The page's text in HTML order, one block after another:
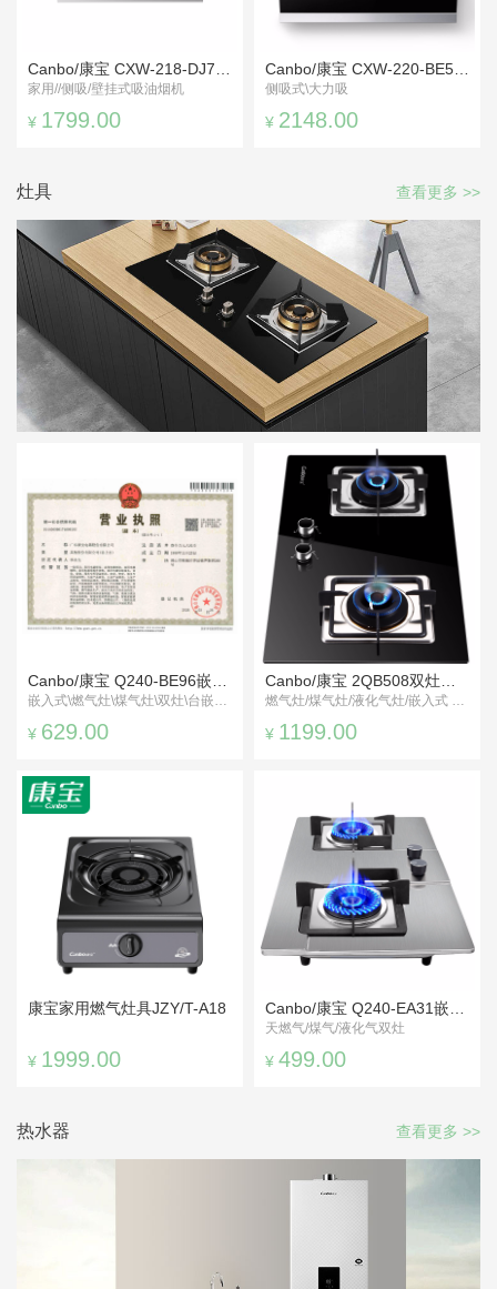
家用//侧吸/壁挂式吸油烟机
¥ 1799.00
侧吸式\大力吸
¥ 2148.00
灶具 查看更多 >>
¥ 629.00 ¥ 1199.00
康宝家用燃气灶具JZY/T-A18
¥ 1999.00
天燃气/煤气/液化气双灶
¥ 499.00
热水器 查看更多 >>